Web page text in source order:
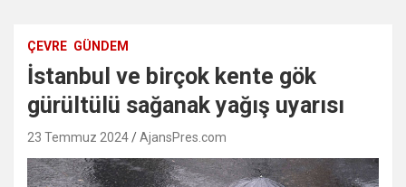
ÇEVRE GÜNDEM
İstanbul ve birçok kente gök
gürültülü sağanak yağış uyarısı
23 Temmuz 2024 AjansPres.com